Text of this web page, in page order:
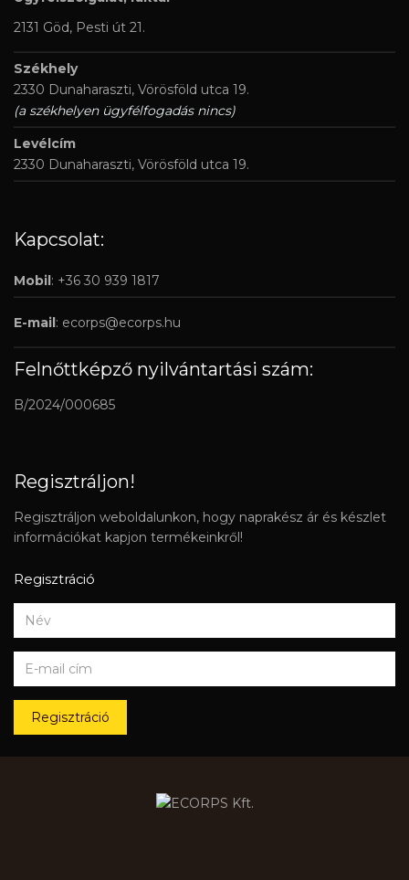
2131 Göd, Pesti út 21.
Székhely
2330 Dunaharaszti, Vörösföld utca 19.
(a székhelyen ügyfélfogadás nincs)
Levélcím
2330 Dunaharaszti, Vörösföld utca 19.
Kapcsolat:
Mobil: +36 30 939 1817
E-mail: ecorps@ecorps.hu
Felnőttképző nyilvántartási szám:
B/2024/000685
Regisztráljon!
Regisztráljon weboldalunkon, hogy naprakész ár és készlet
információkat kapjon termékeinkről!
Regisztráció
Regisztráció